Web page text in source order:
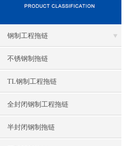
钢制工程拖链
不锈钢制拖链
TL钢制工程拖链
全封闭钢制工程拖链
半封闭钢制拖链